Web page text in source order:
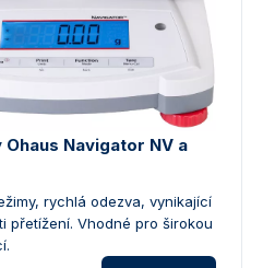
Navigator NV a
rychlá odezva, vynikající
přetížení. Vhodné pro širokou